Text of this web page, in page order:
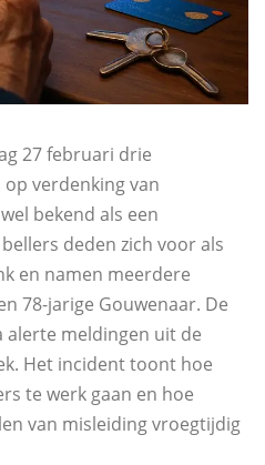
27 februari drie
verdenking van
bekend als een
deden zich voor als
en namen meerdere
78-jarige Gouwenaar. De
alerte meldingen uit de
Het incident toont hoe
te werk gaan en hoe
van misleiding vroegtijdig